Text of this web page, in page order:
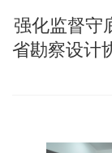
强化监督
省勘察设计